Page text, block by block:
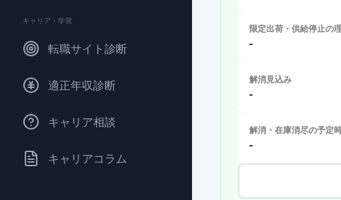
キャリア・学習
転職サイト診断
適正年収診断
キャリア相談
キャリアコラム
限定出荷・供給停止の
-
解消見込み
-
解消・在庫消尽の予定
-